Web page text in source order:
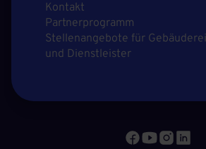
Kontakt
Partnerprogramm
Stellenangebote für
und Dienstleister